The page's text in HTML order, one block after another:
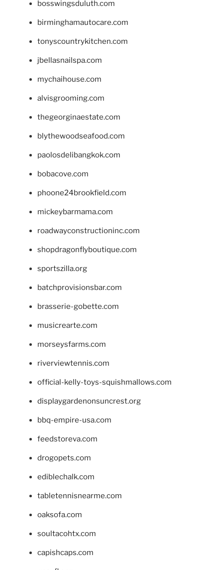
bosswingsduluth.com
birminghamautocare.com
tonyscountrykitchen.com
jbellasnailspa.com
mychaihouse.com
alvisgrooming.com
thegeorginaestate.com
blythewoodseafood.com
paolosdelibangkok.com
bobacove.com
phoone24brookfield.com
mickeybarmama.com
roadwayconstructioninc.com
shopdragonflyboutique.com
sportszilla.org
batchprovisionsbar.com
brasserie-gobette.com
musicrearte.com
morseysfarms.com
riverviewtennis.com
official-kelly-toys-squishmallows.com
displaygardenonsuncrest.org
bbq-empire-usa.com
feedstoreva.com
drogopets.com
ediblechalk.com
tabletennisnearme.com
oaksofa.com
soultacohtx.com
capishcaps.com